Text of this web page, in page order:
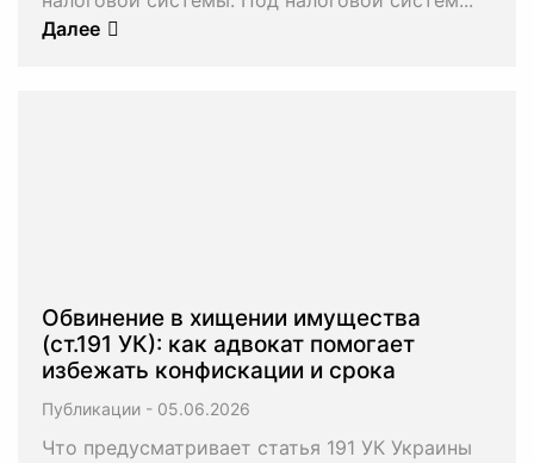
Далее
Обвинение в хищении имущества
(ст.191 УК): как адвокат помогает
избежать конфискации и срока
Публикации -
Что предусматривает статья 191 УК Украины